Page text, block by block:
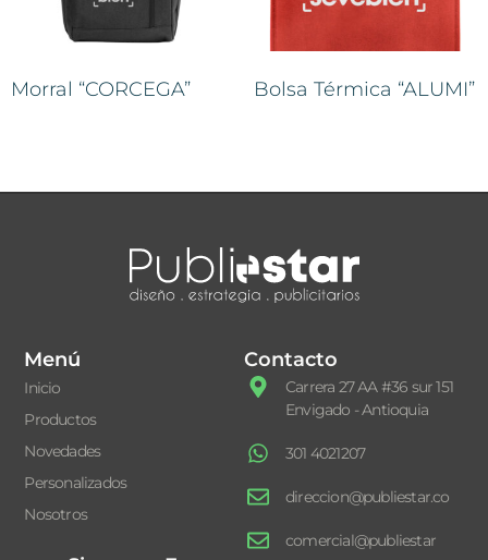
Morral “CORCEGA” Bolsa Térmica “ALUMI”
Menú
Inicio
Productos
Novedades
Personalizados
Nosotros
Contacto
Carrera 27 AA #36 sur 151
Envigado - Antioquia
301 4021207
direccion@publiestar.co
comercial@publiestar